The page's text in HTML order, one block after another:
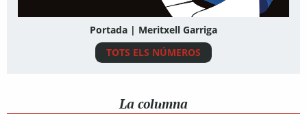
Portada | Meritxell Garriga
TOTS ELS NÚMEROS
La columna